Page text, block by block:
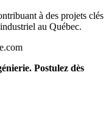
à des projets clés
au Québec.
Postulez dès